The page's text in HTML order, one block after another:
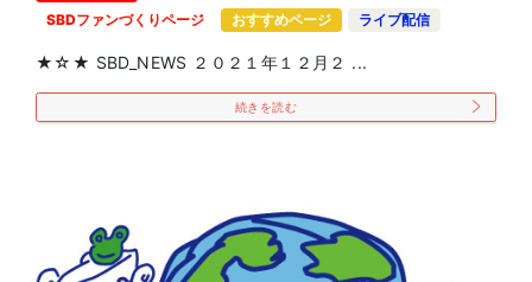
SBDファンづくりページ
おすすめページ ライブ配信
★☆★ SBD_NEWS ２０２１年１２月２ ...
続きを読む